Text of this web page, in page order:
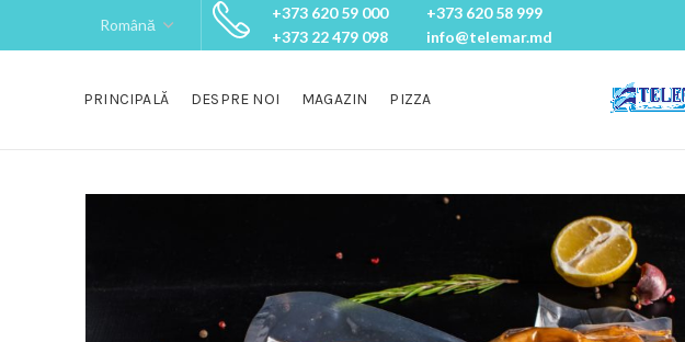
+373 620 59 000
+373 22 479 098
+373 620 58 999
info@telemar.md
PRINCIPALĂ DESPRE NOI MAGAZIN PIZZA